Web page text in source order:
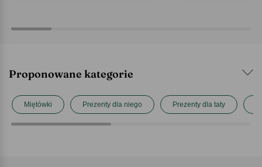
Proponowane kategorie
Miętówki Prezenty dla niego Prezenty dla taty